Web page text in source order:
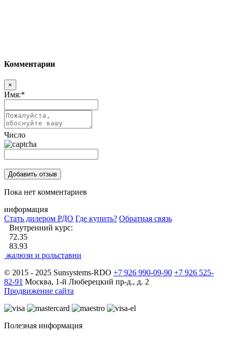
Комментарии
×
Имя:*
Число
Пока нет комментариев
информация
Стать дилером РДО Где купить? Обратная связь
Внутренний курс:
72.35
83.93
жалюзи и рольставни
© 2015 - 2025 Sunsystems-RDO +7 926 990-09-90 +7 926 525-
82-91 Москва, 1-й Люберецкий пр-д., д. 2
Продвижение сайта
Полезная информация